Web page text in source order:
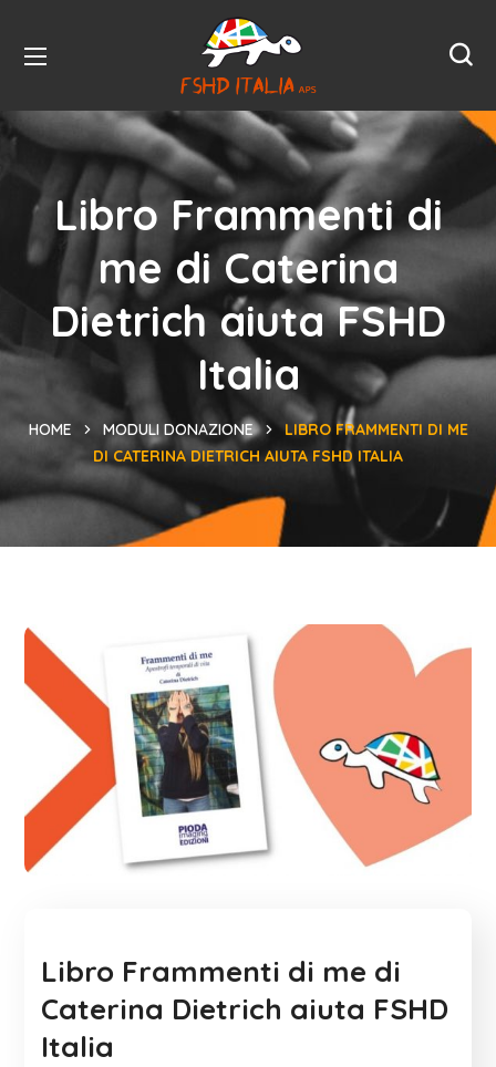
Libro Frammenti di
me di Caterina
Dietrich aiuta FSHD
Italia
HOME MODULI DONAZIONE
LIBRO FRAMMENTI DI ME
DI CATERINA DIETRICH AIUTA FSHD ITALIA
Libro Frammenti di me di
Caterina Dietrich aiuta FSHD
Italia